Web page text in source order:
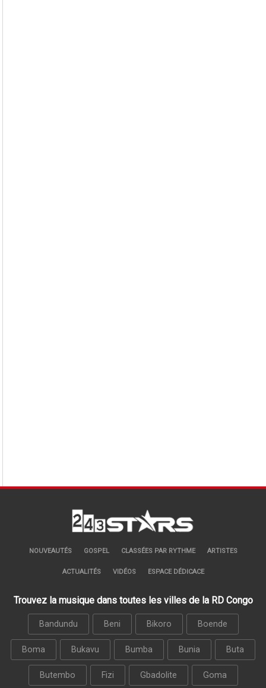
NOUVEAUTÉS GOSPEL CLASSÉES PAR RYTHME ARTISTES
ACTUALITÉS VIDÉOS ESPACE DÉDICACE
Trouvez la musique dans toutes les villes de la RD Congo
Bandundu Beni Bikoro Boende
Boma Bukavu Bumba Bunia Buta
Butembo Fizi Gbadolite Goma